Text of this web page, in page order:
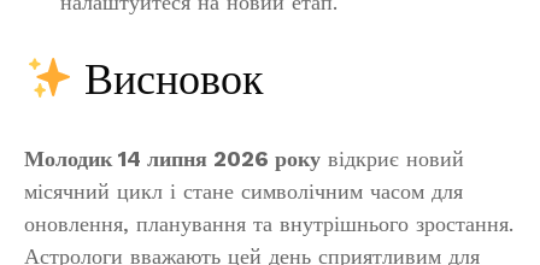
Висновок
Молодик 14 липня 2026 року відкриє новий
місячний цикл і стане символічним часом для
оновлення, планування та внутрішнього зростання.
Астрологи вважають цей день сприятливим для